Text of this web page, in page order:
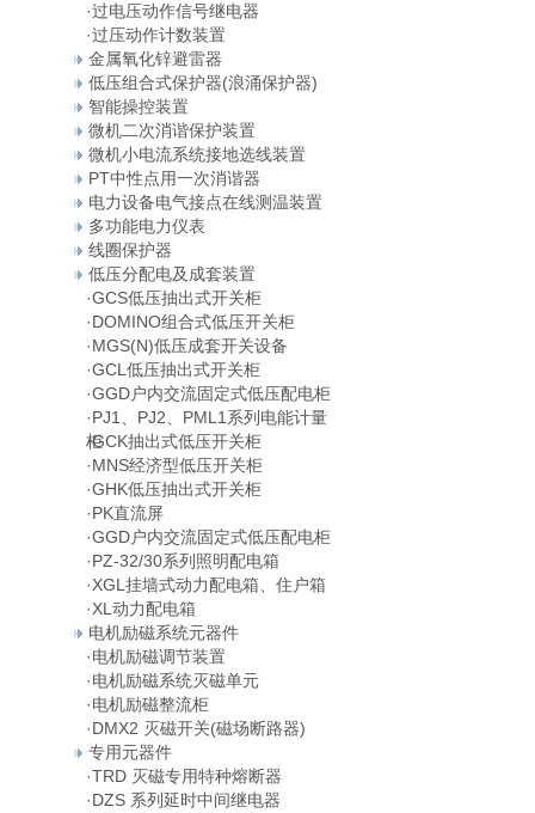
·过电压动作信号继电器
·过压动作计数装置
金属氧化锌避雷器
低压组合式保护器(浪涌保护器)
智能操控装置
微机二次消谐保护装置
微机小电流系统接地选线装置
PT中性点用一次消谐器
电力设备电气接点在线测温装置
多功能电力仪表
线圈保护器
低压分配电及成套装置
·GCS低压抽出式开关柜
·DOMINO组合式低压开关柜
·MGS(N)低压成套开关设备
·GCL低压抽出式开关柜
·GGD户内交流固定式低压配电柜
·PJ1、PJ2、PML1系列电能计量
柜
·GCK抽出式低压开关柜
·MNS经济型低压开关柜
·GHK低压抽出式开关柜
·PK直流屏
·GGD户内交流固定式低压配电柜
·PZ-32/30系列照明配电箱
·XGL挂墙式动力配电箱、住户箱
·XL动力配电箱
电机励磁系统元器件
·电机励磁调节装置
·电机励磁系统灭磁单元
·电机励磁整流柜
·DMX2 灭磁开关(磁场断路器)
专用元器件
·TRD 灭磁专用特种熔断器
·DZS 系列延时中间继电器